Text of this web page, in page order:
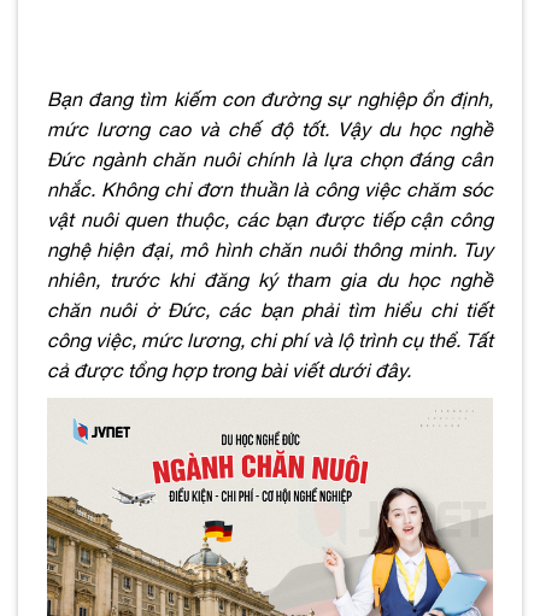
Bạn đang tìm kiếm con đường sự nghiệp ổn định,
mức lương cao và chế độ tốt. Vậy du học nghề
Đức ngành chăn nuôi chính là lựa chọn đáng cân
nhắc. Không chỉ đơn thuần là công việc chăm sóc
vật nuôi quen thuộc, các bạn được tiếp cận công
nghệ hiện đại, mô hình chăn nuôi thông minh. Tuy
nhiên, trước khi đăng ký tham gia du học nghề
chăn nuôi ở Đức, các bạn phải tìm hiểu chi tiết
công việc, mức lương, chi phí và lộ trình cụ thể. Tất
cả được tổng hợp trong bài viết dưới đây.